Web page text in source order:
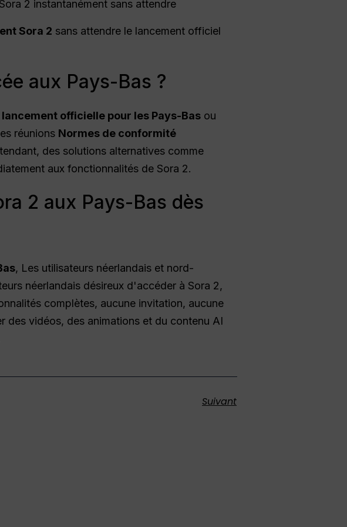
2 instantanément sans attendre
Sora 2 sans attendre le lancement officiel
aux Pays-Bas ?
officielle pour les Pays-Bas ou
réunions Normes de conformité
des solutions alternatives comme
aux fonctionnalités de Sora 2.
2 aux Pays-Bas dès
, Les utilisateurs néerlandais et nord-
néerlandais désireux d'accéder à Sora 2,
complètes, aucune invitation, aucune
des vidéos, des animations et du contenu AI
Suivant